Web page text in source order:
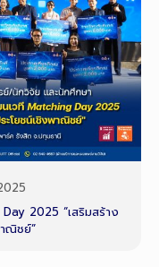
2025 “เสริมสร้าง
ณิชย์”